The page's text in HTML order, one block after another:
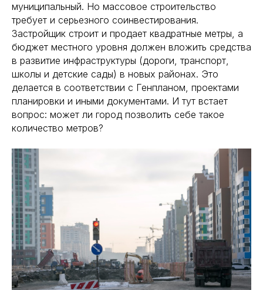
муниципальный. Но массовое строительство
требует и серьезного соинвестирования.
Застройщик строит и продает квадратные метры, а
бюджет местного уровня должен вложить средства
в развитие инфраструктуры (дороги, транспорт,
школы и детские сады) в новых районах. Это
делается в соответствии с Генпланом, проектами
планировки и иными документами. И тут встает
вопрос: может ли город позволить себе такое
количество метров?